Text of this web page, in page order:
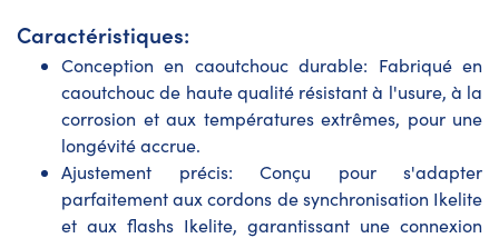
Caractéristiques:
Conception en caoutchouc durable: Fabriqué en
caoutchouc de haute qualité résistant à l'usure, à la
corrosion et aux températures extrêmes, pour une
longévité accrue.
Ajustement précis: Conçu pour s'adapter
parfaitement aux cordons de synchronisation Ikelite
et aux flashs Ikelite, garantissant une connexion